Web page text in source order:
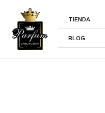
contenido
TIENDA
BLOG